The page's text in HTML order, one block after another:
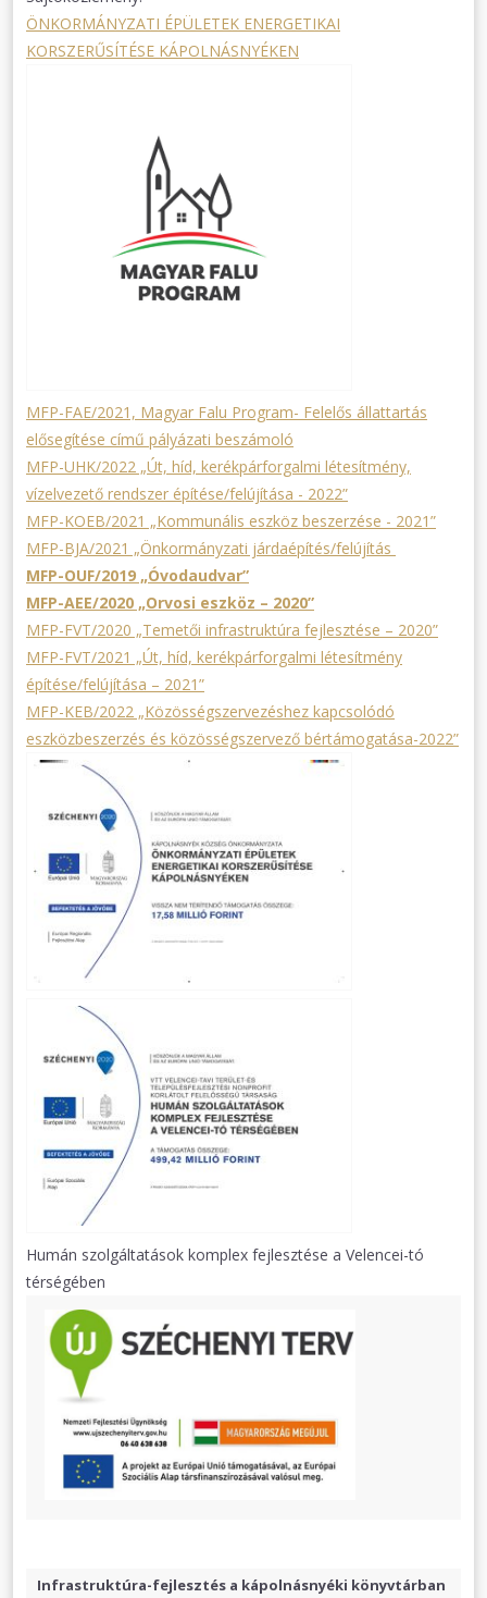
ÖNKORMÁNYZATI ÉPÜLETEK ENERGETIKAI
KORSZERŰSÍTÉSE KÁPOLNÁSNYÉKEN
MFP-FAE/2021, Magyar Falu Program- Felelős állattartás
elősegítése című pályázati beszámoló
MFP-UHK/2022 „Út, híd, kerékpárforgalmi létesítmény,
vízelvezető rendszer építése/felújítása - 2022”
MFP-KOEB/2021 „Kommunális eszköz beszerzése - 2021”
MFP-BJA/2021 „Önkormányzati járdaépítés/felújítás
MFP-OUF/2019 „Óvodaudvar”
MFP-AEE/2020 „Orvosi eszköz – 2020”
MFP-FVT/2020 „Temetői infrastruktúra fejlesztése – 2020”
MFP-FVT/2021 „Út, híd, kerékpárforgalmi létesítmény
építése/felújítása – 2021”
MFP-KEB/2022 „Közösségszervezéshez kapcsolódó
eszközbeszerzés és közösségszervező bértámogatása-2022”
Humán szolgáltatások komplex fejlesztése a Velencei-tó
térségében
Infrastruktúra-fejlesztés a kápolnásnyéki könyvtárban